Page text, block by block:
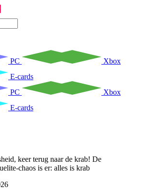
PC
Xbox
E-cards
PC
Xbox
E-cards
keer terug naar de krab! De
chaos is er: alles is krab